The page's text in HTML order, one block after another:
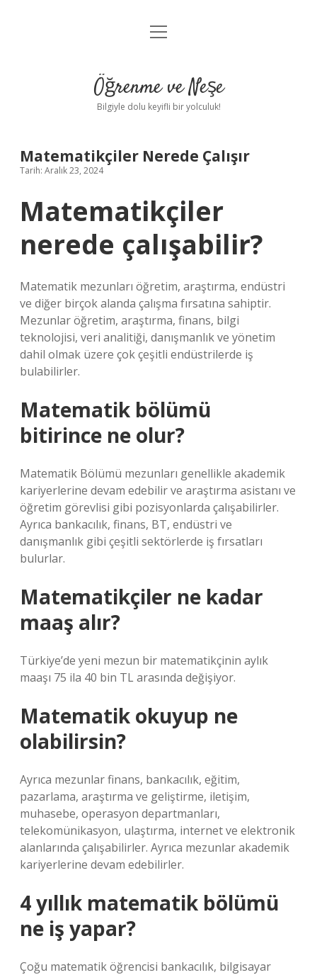
Anasayfa
Yasal Uyarı
menüyü
Öğrenme ve Neşe
Bilgiyle dolu keyifli bir yolculuk!
Matematikçiler Nerede Çalışır
Tarih: Aralık 23, 2024
Matematikçiler
nerede çalışabilir?
Matematik mezunları öğretim, araştırma, endüstri
ve diğer birçok alanda çalışma fırsatına sahiptir.
Mezunlar öğretim, araştırma, finans, bilgi
teknolojisi, veri analitiği, danışmanlık ve yönetim
dahil olmak üzere çok çeşitli endüstrilerde iş
bulabilirler.
Matematik bölümü
bitirince ne olur?
Matematik Bölümü mezunları genellikle akademik
kariyerlerine devam edebilir ve araştırma asistanı ve
öğretim görevlisi gibi pozisyonlarda çalışabilirler.
Ayrıca bankacılık, finans, BT, endüstri ve
danışmanlık gibi çeşitli sektörlerde iş fırsatları
bulurlar.
Matematikçiler ne kadar
maaş alır?
Türkiye’de yeni mezun bir matematikçinin aylık
maaşı 75 ila 40 bin TL arasında değişiyor.
Matematik okuyup ne
olabilirsin?
Ayrıca mezunlar finans, bankacılık, eğitim,
pazarlama, araştırma ve geliştirme, iletişim,
muhasebe, operasyon departmanları,
telekomünikasyon, ulaştırma, internet ve elektronik
alanlarında çalışabilirler. Ayrıca mezunlar akademik
kariyerlerine devam edebilirler.
4 yıllık matematik bölümü
ne iş yapar?
Çoğu matematik öğrencisi bankacılık, bilgisayar